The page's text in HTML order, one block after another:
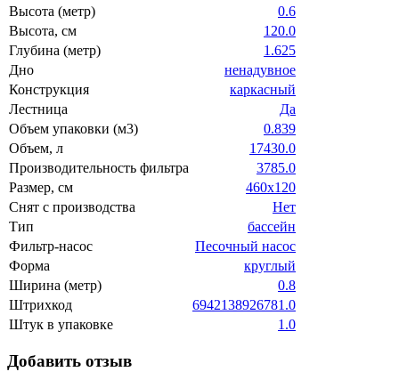
Высота (метр)
0.6
Высота, см
120.0
Глубина (метр)
1.625
Дно
ненадувное
Конструкция
каркасный
Лестница
Да
Объем упаковки (м3)
0.839
Объем, л
17430.0
Производительность фильтра
3785.0
Размер, см
460х120
Снят с производства
Нет
Тип
бассейн
Фильтр-насос
Песочный насос
Форма
круглый
Ширина (метр)
0.8
Штрихкод
6942138926781.0
Штук в упаковке
1.0
Добавить отзыв